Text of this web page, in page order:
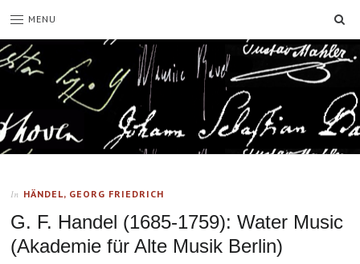
MENU
In HÄNDEL, GEORG FRIEDRICH
G. F. Handel (1685-1759): Water Music
(Akademie für Alte Musik Berlin)